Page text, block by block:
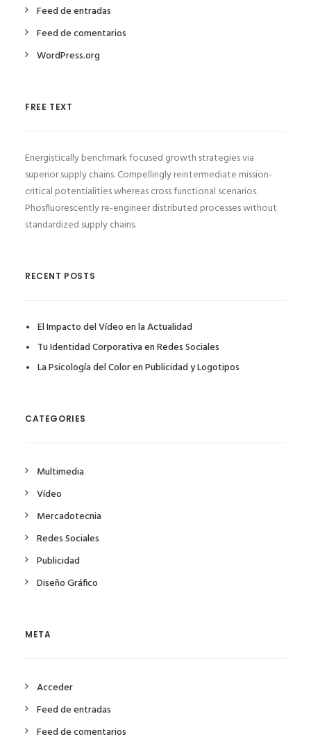
Feed de entradas
Feed de comentarios
WordPress.org
FREE TEXT
Energistically benchmark focused growth strategies via
superior supply chains. Compellingly reintermediate mission-
critical potentialities whereas cross functional scenarios.
Phosfluorescently re-engineer distributed processes without
standardized supply chains.
RECENT POSTS
El Impacto del Vídeo en la Actualidad
Tu Identidad Corporativa en Redes Sociales
La Psicología del Color en Publicidad y Logotipos
CATEGORIES
Multimedia
Vídeo
Mercadotecnia
Redes Sociales
Publicidad
Diseño Gráfico
META
Acceder
Feed de entradas
Feed de comentarios